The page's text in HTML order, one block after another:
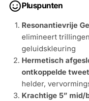
Pluspunten
Resonantievrije
elimineert
geluidskleuring
Hermetisch
ontkoppelde
helder,
Krachtige 5” mid/